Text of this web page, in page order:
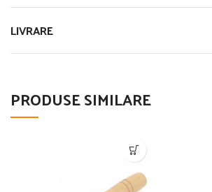
LIVRARE
PRODUSE SIMILARE